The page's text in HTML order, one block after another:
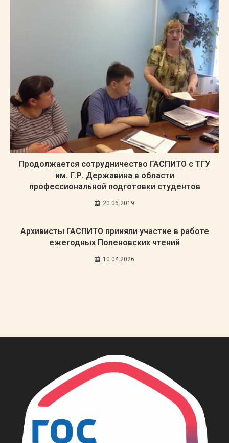
Продолжается сотрудничество ГАСПИТО с ТГУ
им. Г.Р. Державина в области
профессиональной подготовки студентов
20.06.2019
Архивисты ГАСПИТО приняли участие в работе
ежегодных Поленовских чтений
10.04.2026